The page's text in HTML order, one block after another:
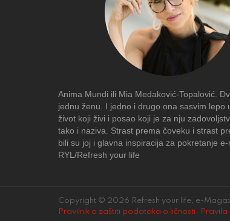
Anima Mundi ili Mia Medaković-Topalović.
jednu ženu. I jedno i drugo ona sasvim lepo
život koji živi i posao koji je za nju
tako i naziva. Strast prema čoveku i strast
bili su joj i glavna inspiracija za pokretanje
RYL/Refresh your life
Copyright © 2026 Refresh your life, e-
Pravilnik o zaštiti podataka o ličnosti . Pravila